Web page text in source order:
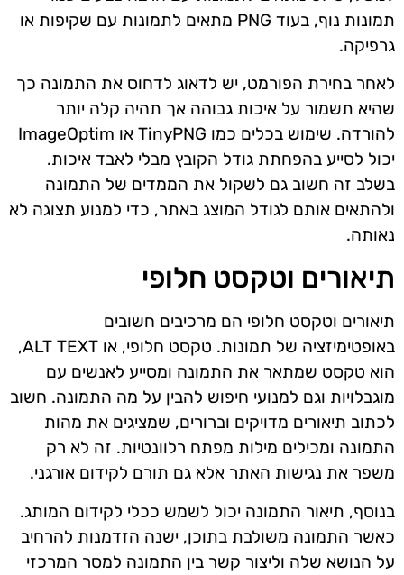
תמונות נוף, בעוד PNG מתאים לתמונות עם שקיפות או
גרפיקה.
לאחר בחירת הפורמט, יש לדאוג לדחוס את התמונה כך
שהיא תשמור על איכות גבוהה אך תהיה קלה יותר
להורדה. שימוש בכלים כמו TinyPNG או ImageOptim
יכול לסייע בהפחתת גודל הקובץ מבלי לאבד איכות.
בשלב זה חשוב גם לשקול את הממדים של התמונה
ולהתאים אותם לגודל המוצג באתר, כדי למנוע תצוגה לא
נאותה.
תיאורים וטקסט חלופי
תיאורים וטקסט חלופי הם מרכיבים חשובים
באופטימיזציה של תמונות. טקסט חלופי, או ALT TEXT,
הוא טקסט שמתאר את התמונה ומסייע לאנשים עם
מוגבלויות וגם למנועי חיפוש להבין על מה התמונה. חשוב
לכתוב תיאורים מדויקים וברורים, שמציגים את מהות
התמונה ומכילים מילות מפתח רלוונטיות. זה לא רק
משפר את נגישות האתר אלא גם תורם לקידום אורגני.
בנוסף, תיאור התמונה יכול לשמש ככלי לקידום המותג.
כאשר התמונה משולבת בתוכן, ישנה הזדמנות להרחיב
על הנושא שלה וליצור קשר בין התמונה למסר המרכזי